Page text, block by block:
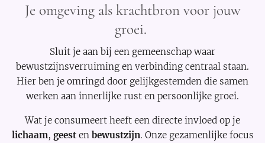
Je omgeving als krachtbron voor jouw
groei.
Sluit je aan bij een gemeenschap waar
bewustzijnsverruiming en verbinding centraal staan.
Hier ben je omringd door gelijkgestemden die samen
werken aan innerlijke rust en persoonlijke groei.
Wat je consumeert heeft een directe invloed op je
lichaam, geesten bewustzijn. Onze gezamenlijke focus